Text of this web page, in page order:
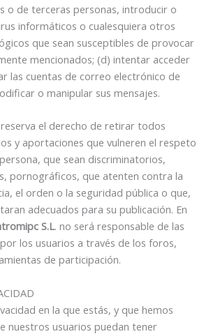
o de terceras personas, introducir o
informáticos o cualesquiera otros
que sean susceptibles de provocar
mencionados; (d) intentar acceder
las cuentas de correo electrónico de
o manipular sus mensajes.
el derecho de retirar todos
y aportaciones que vulneren el respeto
que sean discriminatorios,
pornográficos, que atenten contra la
el orden o la seguridad pública o que,
adecuados para su publicación. En
S.L. no será responsable de las
los usuarios a través de los foros,
de participación.
en la que estás, y que hemos
nuestros usuarios puedan tener